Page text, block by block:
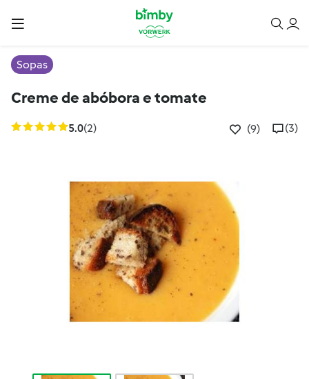
Sopas
Creme de abóbora e tomate
5.0(2) (9) (3)